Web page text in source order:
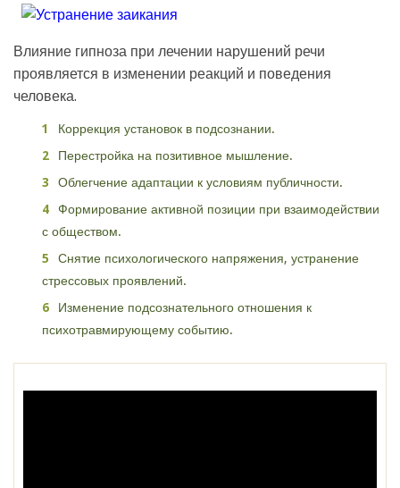
Влияние гипноза при лечении нарушений речи
проявляется в изменении реакций и поведения
человека.
Коррекция установок в подсознании.
Перестройка на позитивное мышление.
Облегчение адаптации к условиям публичности.
Формирование активной позиции при взаимодействии
с обществом.
Снятие психологического напряжения, устранение
стрессовых проявлений.
Изменение подсознательного отношения к
психотравмирующему событию.